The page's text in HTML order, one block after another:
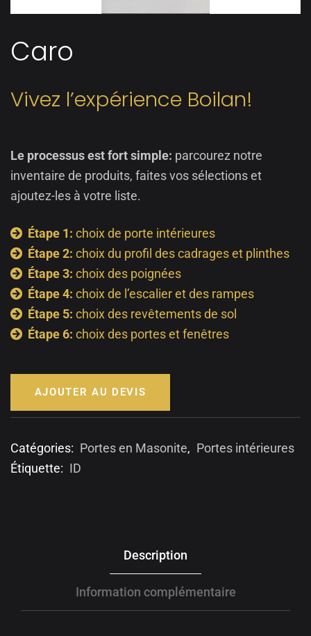
Caro
Vivez l’expérience Boilan!
Le processus est fort simple: parcourez notre
inventaire de produits, faites vos sélections et
ajoutez-les à votre liste.
Étape 1: choix de porte intérieures
Étape 2: choix du profil des cadrages et plinthes
Étape 3: choix des poignées
Étape 4: choix de l’escalier et des rampes
Étape 5: choix des revêtements de sol
Étape 6: choix des portes et fenêtres
AJOUTER AU DEVIS
Catégories: Portes en Masonite, Portes intérieures
Étiquette: ID
Description
Information complémentaire